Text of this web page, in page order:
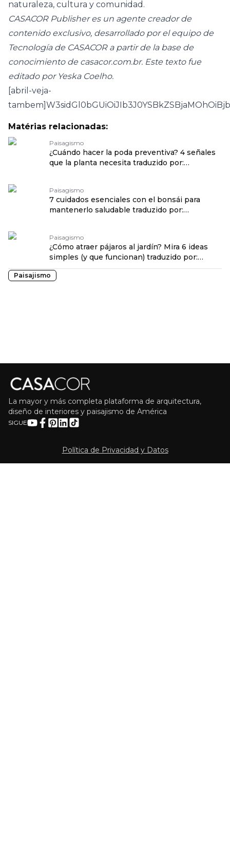
naturaleza, cultura y comunidad.
CASACOR Publisher es un agente creador de
contenido exclusivo, desarrollado por el equipo de
Tecnología de CASACOR a partir de la base de
conocimiento de casacor.com.br. Este texto fue
editado por Yeska Coelho.
[abril-veja-
Matérias relacionadas:
Paisagismo
¿Cuándo hacer la poda preventiva? 4 señales
que la planta necesita traduzido por:
Paisagismo
7 cuidados esenciales con el bonsái para
mantenerlo saludable traduzido por:
Paisagismo
¿Cómo atraer pájaros al jardín? Mira 6 ideas
simples (y que funcionan) traduzido por:
OPENROUTER
Paisajismo
La mayor y más completa plataforma de arquitectura,
diseño de interiores y paisajismo de América
SIGUE
Política de Privacidad y Datos